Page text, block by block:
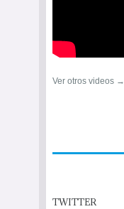
Ver otros videos →
TWITTER